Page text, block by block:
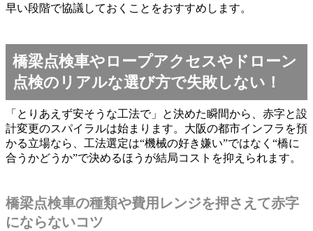
早い段階で協議しておくことをおすすめします。
橋梁点検車やロープアクセスやドローン
点検のリアルな選び方で失敗しない！
「とりあえず安そうな工法で」と決めた瞬間から、赤字と設
計変更のスパイラルは始まります。大阪の都市インフラを預
かる立場なら、工法選定は“機械の好き嫌い”ではなく“橋に
合うかどうか”で決めるほうが結局コストを抑えられます。
橋梁点検車の種類や費用レンジを押さえて赤字
にならないコツ